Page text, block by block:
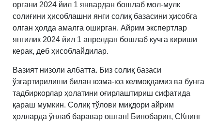
органи 2024 йил 1 январдан бошлаб мол-мулк
солиғини ҳисоблашни янги солиқ базасини ҳисобга
олган ҳолда амалга оширган. Айрим экспертлар
янгилик 2024 йил 1 апрелдан бошлаб кучга кириши
керак, деб ҳисоблайдилар.
Вазият низоли албатта. Биз солиқ базаси
ўзгартирилиши билан юзма-юз келмоқдамиз ва бунга
тадбиркорлар ҳолатини оғирлаштириш сифатида
қараш мумкин. Солиқ тўлови миқдори айрим
ҳолларда ўнлаб баравар ошган! Бинобарин, СКнинг